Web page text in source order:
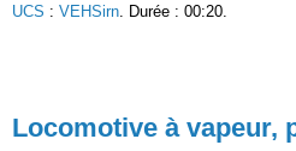
UCS : VEHSirn . Durée : 00:20.
Locomotive à vapeur,